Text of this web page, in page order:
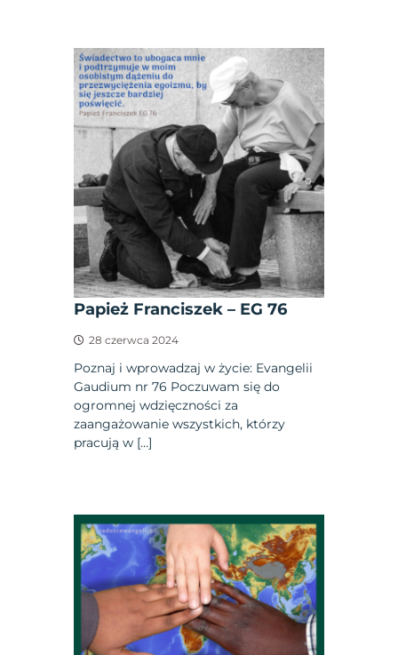
Papież Franciszek – EG 76
28 czerwca 2024
Poznaj i wprowadzaj w życie: Evangelii
Gaudium nr 76 Poczuwam się do
ogromnej wdzięczności za
zaangażowanie wszystkich, którzy
pracują w […]